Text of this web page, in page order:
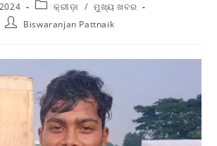
କ୍ରୀଡ଼ା / ମୁଖ୍ୟ ଖବର
Biswaranjan Pattnaik